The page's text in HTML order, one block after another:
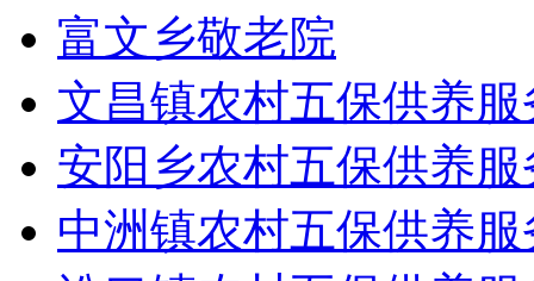
富文乡敬老院
文昌镇农村五保供养
安阳乡农村五保供养
中洲镇农村五保供养